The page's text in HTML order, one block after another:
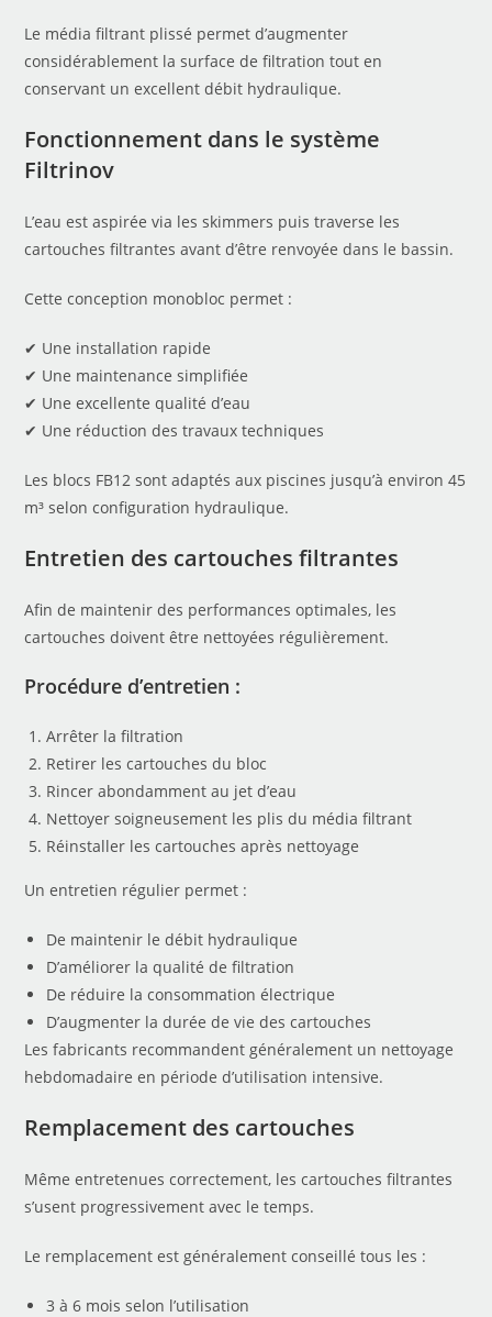
Le média filtrant plissé permet d’augmenter
considérablement la surface de filtration tout en
conservant un excellent débit hydraulique.
Fonctionnement dans le système
Filtrinov
L’eau est aspirée via les skimmers puis traverse les
cartouches filtrantes avant d’être renvoyée dans le bassin.
Cette conception monobloc permet :
✔ Une installation rapide
✔ Une maintenance simplifiée
✔ Une excellente qualité d’eau
✔ Une réduction des travaux techniques
Les blocs FB12 sont adaptés aux piscines jusqu’à environ 45
m³ selon configuration hydraulique.
Entretien des cartouches filtrantes
Afin de maintenir des performances optimales, les
cartouches doivent être nettoyées régulièrement.
Procédure d’entretien :
Arrêter la filtration
Retirer les cartouches du bloc
Rincer abondamment au jet d’eau
Nettoyer soigneusement les plis du média filtrant
Réinstaller les cartouches après nettoyage
Un entretien régulier permet :
De maintenir le débit hydraulique
D’améliorer la qualité de filtration
De réduire la consommation électrique
D’augmenter la durée de vie des cartouches
Les fabricants recommandent généralement un nettoyage
hebdomadaire en période d’utilisation intensive.
Remplacement des cartouches
Même entretenues correctement, les cartouches filtrantes
s’usent progressivement avec le temps.
Le remplacement est généralement conseillé tous les :
3 à 6 mois selon l’utilisation